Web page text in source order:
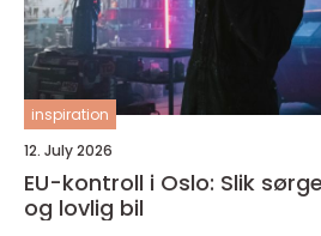
inspiration
12. July 2026
EU-kontroll i Oslo: Slik
og lovlig bil